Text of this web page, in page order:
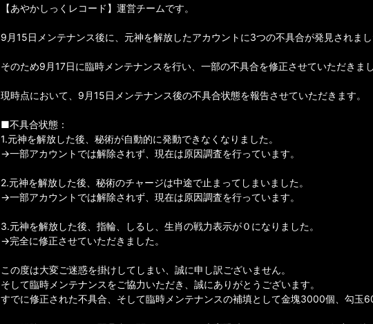
【あやかしっくレコード】運営チームです。
9月15日メンテナンス後に、元神を解放したアカウントに3つの不具合が発見されまし
そのため9月17日に臨時メンテナンスを行い、一部の不具合を修正させていただきまし
現時点において、9月15日メンテナンス後の不具合状態を報告させていただきます。
■不具合状態：
1.元神を解放した後、秘術が自動的に発動できなくなりました。
→一部アカウントでは解除されず、現在は原因調査を行っています。
2.元神を解放した後、秘術のチャージは中途で止まってしまいました。
→一部アカウントでは解除されず、現在は原因調査を行っています。
3.元神を解放した後、指輪、しるし、生肖の戦力表示が０になりました。
→完全に修正させていただきました。
この度は大変ご迷惑を掛けしてしまい、誠に申し訳ございません。
そして臨時メンテナンスをご協力いただき、誠にありがとうございます。
すでに修正された不具合、そして臨時メンテナンスの補填として金塊3000個、勾玉